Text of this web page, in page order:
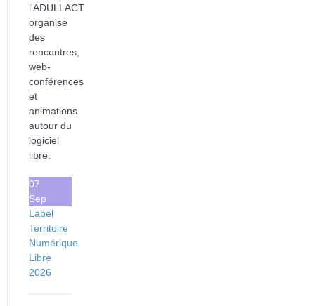
l'ADULLACT
organise
des
rencontres,
web-
conférences
et
animations
autour du
logiciel
libre.
07
Sep
Label
Territoire
Numérique
Libre
2026